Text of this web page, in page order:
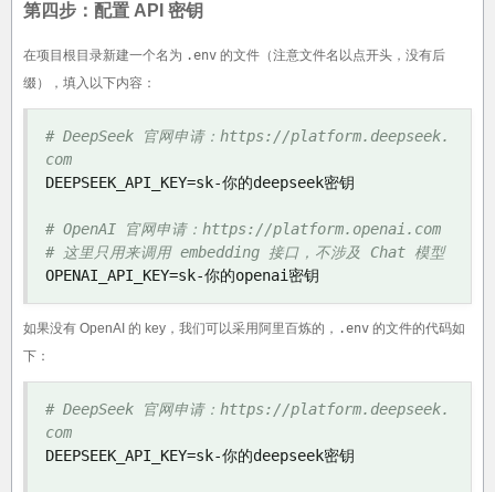
第四步：配置 API 密钥
在项目根目录新建一个名为 .env 的文件（注意文件名以点开头，没有后
缀），填入以下内容：
# DeepSeek 官网申请：https://platform.deepseek.
com
DEEPSEEK_API_KEY=sk-你的deepseek密钥
# OpenAI 官网申请：https://platform.openai.com
# 这里只用来调用 embedding 接口，不涉及 Chat 模型
OPENAI_API_KEY=sk-你的openai 密钥
如果没有 OpenAI 的 key，我们可以采用阿里百炼的， .env 的文件的代码如
下：
# DeepSeek 官网申请：https://platform.deepseek.
com
DEEPSEEK_API_KEY=sk-你的deepseek密钥